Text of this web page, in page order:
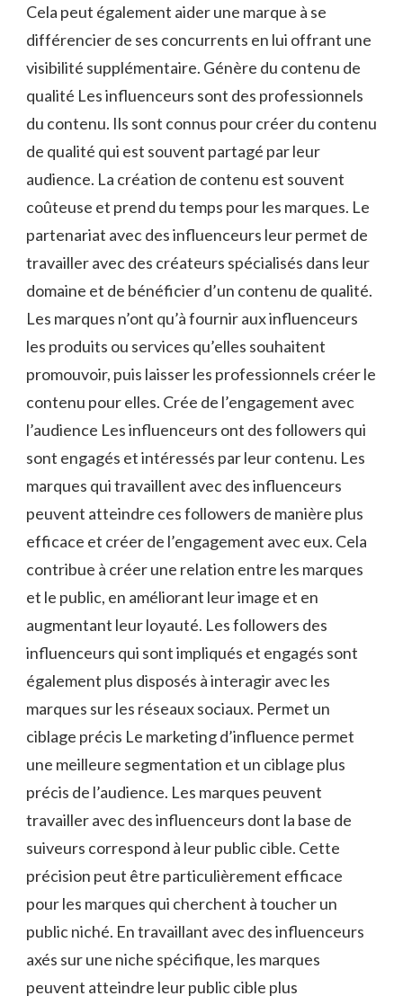
Cela peut également aider une marque à se
différencier de ses concurrents en lui offrant une
visibilité supplémentaire. Génère du contenu de
qualité Les influenceurs sont des professionnels
du contenu. Ils sont connus pour créer du contenu
de qualité qui est souvent partagé par leur
audience. La création de contenu est souvent
coûteuse et prend du temps pour les marques. Le
partenariat avec des influenceurs leur permet de
travailler avec des créateurs spécialisés dans leur
domaine et de bénéficier d’un contenu de qualité.
Les marques n’ont qu’à fournir aux influenceurs
les produits ou services qu’elles souhaitent
promouvoir, puis laisser les professionnels créer le
contenu pour elles. Crée de l’engagement avec
l’audience Les influenceurs ont des followers qui
sont engagés et intéressés par leur contenu. Les
marques qui travaillent avec des influenceurs
peuvent atteindre ces followers de manière plus
efficace et créer de l’engagement avec eux. Cela
contribue à créer une relation entre les marques
et le public, en améliorant leur image et en
augmentant leur loyauté. Les followers des
influenceurs qui sont impliqués et engagés sont
également plus disposés à interagir avec les
marques sur les réseaux sociaux. Permet un
ciblage précis Le marketing d’influence permet
une meilleure segmentation et un ciblage plus
précis de l’audience. Les marques peuvent
travailler avec des influenceurs dont la base de
suiveurs correspond à leur public cible. Cette
précision peut être particulièrement efficace
pour les marques qui cherchent à toucher un
public niché. En travaillant avec des influenceurs
axés sur une niche spécifique, les marques
peuvent atteindre leur public cible plus